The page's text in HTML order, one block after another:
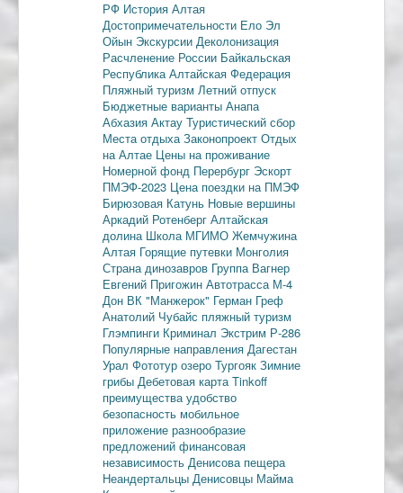
РФ История Алтая
Достопримечательности Ело Эл
Ойын Экскурсии Деколонизация
Расчленение России Байкальская
Республика Алтайская Федерация
Пляжный туризм Летний отпуск
Бюджетные варианты Анапа
Абхазия Актау Туристический сбор
Места отдыха Законопроект Отдых
на Алтае Цены на проживание
Номерной фонд Перербург Эскорт
ПМЭФ-2023 Цена поездки на ПМЭФ
Бирюзовая Катунь Новые вершины
Аркадий Ротенберг Алтайская
долина Школа МГИМО Жемчужина
Алтая Горящие путевки Монголия
Страна динозавров Группа Вагнер
Евгений Пригожин Автотрасса М-4
Дон ВК "Манжерок" Герман Греф
Анатолий Чубайс пляжный туризм
Глэмпинги Криминал Экстрим Р-286
Популярные направления Дагестан
Урал Фототур озеро Тургояк Зимние
грибы Дебетовая карта Tinkoff
преимущества удобство
безопасность мобильное
приложение разнообразие
предложений финансовая
независимость Денисова пещера
Неандертальцы Денисовцы Майма